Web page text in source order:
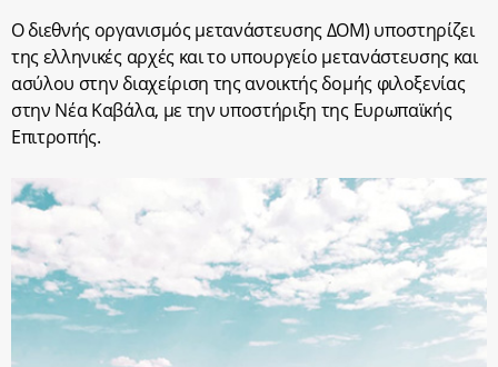
Ο διεθνής οργανισμός μετανάστευσης ΔΟΜ) υποστηρίζει
της ελληνικές αρχές και το υπουργείο μετανάστευσης και
ασύλου στην διαχείριση της ανοικτής δομής φιλοξενίας
στην Νέα Καβάλα, με την υποστήριξη της Ευρωπαϊκής
Επιτροπής.